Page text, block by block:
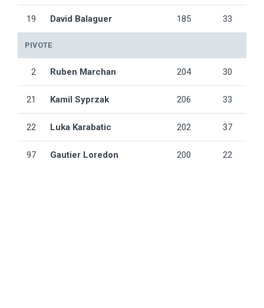
19 David Balaguer 185 33
PIVOTE
2 Ruben Marchan 204 30
21 Kamil Syprzak 206 33
22 Luka Karabatic 202 37
97 Gautier Loredon 200 22